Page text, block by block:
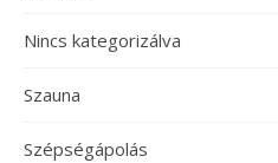
Nincs kategorizálva
Szauna
Szépségápolás